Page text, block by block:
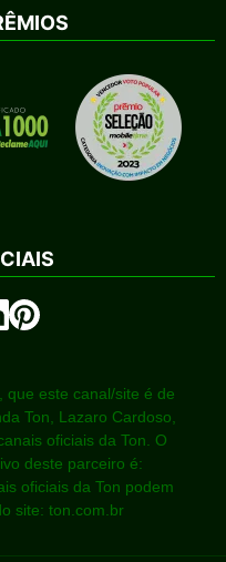
que este canal/site é de
Ton, Lazaro Cardoso,
oficiais da Ton. O
deste parceiro é:
oficiais da Ton podem
site: ton.com.br